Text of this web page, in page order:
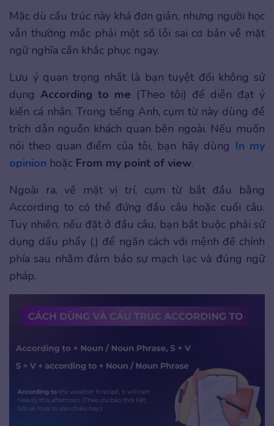
Mặc dù cấu trúc này khá đơn giản, nhưng người học
vẫn thường mắc phải một số lỗi sai cơ bản về mặt
ngữ nghĩa cần khắc phục ngay.
Lưu ý quan trọng nhất là bạn tuyệt đối không sử
dụng According to me (Theo tôi) để diễn đạt ý
kiến cá nhân. Trong tiếng Anh, cụm từ này dùng để
trích dẫn nguồn khách quan bên ngoài. Nếu muốn
nói theo quan điểm của tôi, bạn hãy dùng In my
opinion hoặc From my point of view.
Ngoài ra, về mặt vị trí, cụm từ bắt đầu bằng
According to có thể đứng đầu câu hoặc cuối câu.
Tuy nhiên, nếu đặt ở đầu câu, bạn bắt buộc phải sử
dụng dấu phẩy (,) để ngăn cách với mệnh đề chính
phía sau nhằm đảm bảo sự mạch lạc và đúng ngữ
pháp.